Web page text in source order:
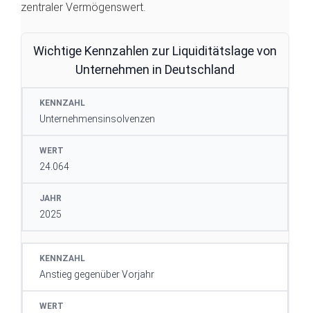
zentraler Vermögenswert.
Wichtige Kennzahlen zur Liquiditätslage von
Unternehmen in Deutschland
KENNZAHL
Unternehmensinsolvenzen
24.064
2025
Anstieg gegenüber Vorjahr